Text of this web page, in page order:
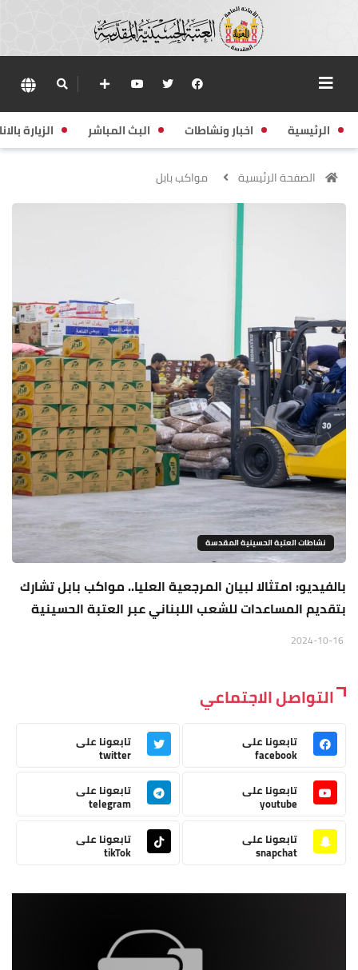
الرئيسية اخبار ونشاطات البث المباشر الزيارة
الصفحة الرئيسية مواكب بابل
نشاطات العتبة الحسينية المقدسة
بالفيديو: امتثالا لبيان المرجعية العليا.. مواكب بابل تشارك
بتقديم المساعدات للشعب اللبناني عبر العتبة الحسينية
التواصل الاجتماعي
تابعونا على
facebook
تابعونا على
twitter
تابعونا على
youtube
تابعونا على
telegram
تابعونا على
snapchat
تابعونا على
tikTok